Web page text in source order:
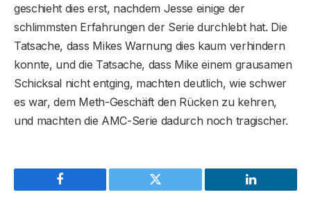
geschieht dies erst, nachdem Jesse einige der
schlimmsten Erfahrungen der Serie durchlebt hat. Die
Tatsache, dass Mikes Warnung dies kaum verhindern
konnte, und die Tatsache, dass Mike einem grausamen
Schicksal nicht entging, machten deutlich, wie schwer
es war, dem Meth-Geschäft den Rücken zu kehren,
und machten die AMC-Serie dadurch noch tragischer.
Facebook Twitter LinkedIn